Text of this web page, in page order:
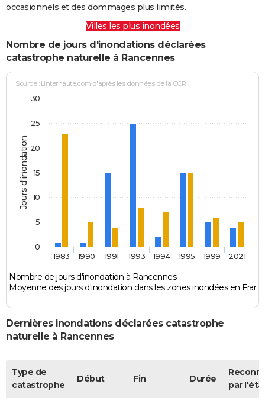
occasionnels et des dommages plus limités.
Villes les plus inondées
Nombre de jours d'inondations déclarées
catastrophe naturelle à Rancennes
Jours d'inondation
Source : Linternaute.com d'après les données de la CCR
Nombre de jours d'inondation à Rancennes
Moyenne des jours d'inondation dans les zones inondées en
1983 1990 1991 1993 1994 1995 1999 2021
0
5
10
15
20
25
30
Dernières inondations déclarées catastrophe
naturelle à Rancennes
Type de
catastrophe
Début Fin Durée
par